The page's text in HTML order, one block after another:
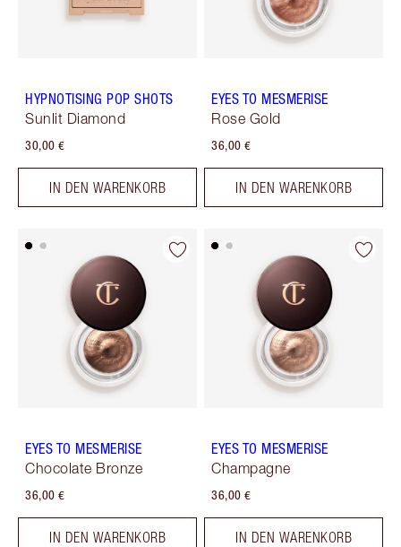
HYPNOTISING POP SHOTS
Sunlit Diamond
30,00 €
IN DEN WARENKORB
EYES TO MESMERISE
Rose Gold
36,00 €
IN DEN WARENKORB
EYES TO MESMERISE
Chocolate Bronze
36,00 €
IN DEN WARENKORB
EYES TO MESMERISE
Champagne
36,00 €
IN DEN WARENKORB